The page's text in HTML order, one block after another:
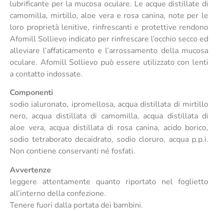
lubrificante per la mucosa oculare. Le acque distillate di
camomilla, mirtillo, aloe vera e rosa canina, note per le
loro proprietà lenitive, rinfrescanti e protettive rendono
Afomill Sollievo indicato per rinfrescare l’occhio secco ed
alleviare l’affaticamento e l’arrossamento della mucosa
oculare. Afomill Sollievo può essere utilizzato con lenti
a contatto indossate.
Componenti
sodio ialuronato, ipromellosa, acqua distillata di mirtillo
nero, acqua distillata di camomilla, acqua distillata di
aloe vera, acqua distillata di rosa canina, acido borico,
sodio tetraborato decaidrato, sodio cloruro, acqua p.p.i.
Non contiene conservanti né fosfati.
Avvertenze
leggere attentamente quanto riportato nel foglietto
all’interno della confezione.
Tenere fuori dalla portata dei bambini.